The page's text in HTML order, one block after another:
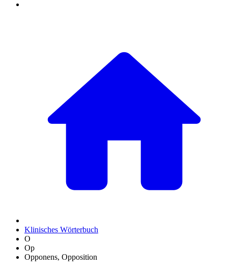
Klinisches Wörterbuch
O
Op
Opponens, Opposition